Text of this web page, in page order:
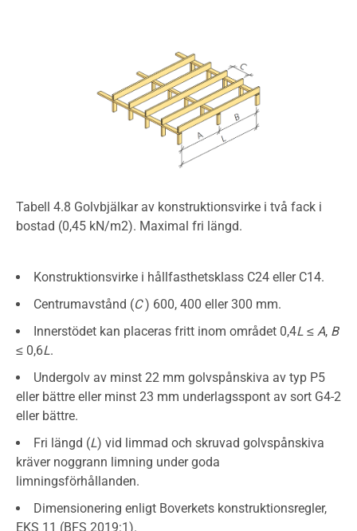
Tabell 4.8 Golvbjälkar av konstruktionsvirke i två fack i
bostad (0,45 kN/m2). Maximal fri längd.
Konstruktionsvirke i hållfasthetsklass C24 eller C14.
Centrumavstånd (C) 600, 400 eller 300 mm.
Innerstödet kan placeras fritt inom området 0,4L ≤ A, B
≤ 0,6L.
Undergolv av minst 22 mm golvspånskiva av typ P5
eller bättre eller minst 23 mm underlagsspont av sort G4-2
eller bättre.
Fri längd (L) vid limmad och skruvad golvspånskiva
kräver noggrann limning under goda
limningsförhållanden.
Dimensionering enligt Boverkets konstruktionsregler,
EKS 11 (BFS 2019:1).